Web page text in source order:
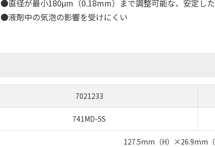
●直径が最小180μm（0.18mm）まで調整可能な、安定し
●液剤中の気泡の影響を受けにくい
7021233
741MD-SS
127.5mm（H）×26.9mm